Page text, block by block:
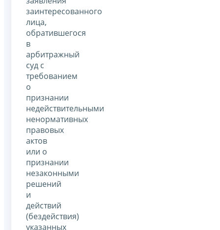
заинтересованного
лица,
обратившегося
в
арбитражный
суд с
требованием
о
признании
недействительными
ненормативных
правовых
актов
или о
признании
незаконными
решений
и
действий
(бездействия)
указанных